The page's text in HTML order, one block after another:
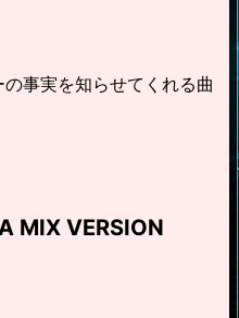
事実を知らせてくれる曲
MIX VERSION